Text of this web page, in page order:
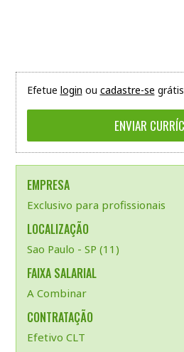
Efetue login ou cadastre-se grátis
EMPRESA
Exclusivo para profissionais
LOCALIZAÇÃO
Sao Paulo - SP (11)
FAIXA SALARIAL
A Combinar
CONTRATAÇÃO
Efetivo CLT